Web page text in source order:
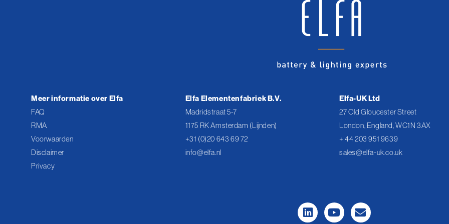
Meer informatie over Elfa
FAQ
RMA
Voorwaarden
Disclaimer
Privacy
Elfa Elementenfabriek B.V.
Madridstraat 5-7
1175 RK Amsterdam (Lijnden)
+31 (0)20 643 69 72
info@elfa.nl
Elfa-UK Ltd
27 Old Gloucester Street
London, England, WC1N 3AX
+ 44 203 951 9639
sales@elfa-uk.co.uk